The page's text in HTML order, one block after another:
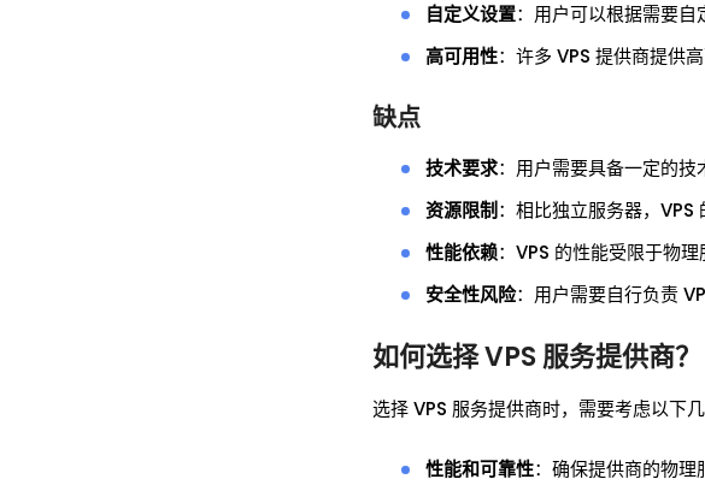
自定义设置：用户可以根据需要自
高可用性：许多 VPS 提供商提供
缺点
技术要求：用户需要具备一定的技
资源限制 ：相比独立服务器，VPS
性能依赖：VPS 的性能受限于物理
安全性风险：用户需要自行负责
如何选择 VPS 服务提供商？
选择 VPS 服务提供商时，需要考虑以下几
性能和可靠性：确保提供商的物理